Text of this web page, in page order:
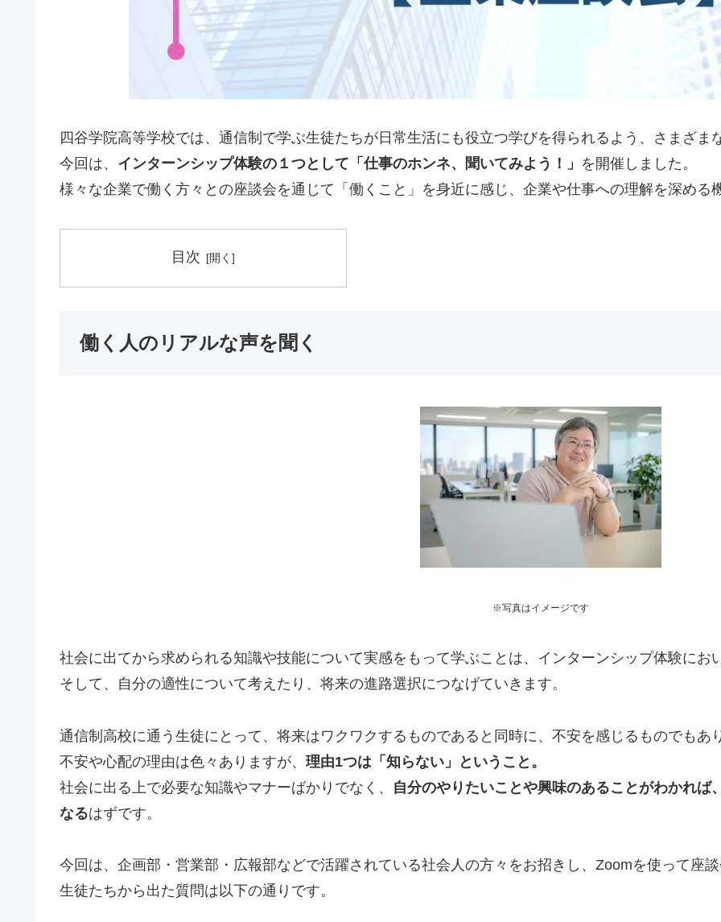
四谷学院高等学校では、通信制で学ぶ生徒たちが日常生活にも役立つ学びを得られるよう、さまざま
今回は、 インターンシップ体験の１つとして「仕事のホンネ、聞いてみよう！」 を開催しました。
様々な企業で働く方々との座談会を通じて「働くこと」を身近に感じ、企業や仕事への理解を深める
目次
働く人のリアルな声を聞く
※写真はイメージです
社会に出てから求められる知識や技能について実感をもって学ぶことは、インターンシップ体験にお
そして、自分の適性について考えたり、 将来の進路選択につなげていきます。
通信制高校に通う生徒にとって、将来はワクワクするものであると同時に、不安を感じるものでもあ
不安や心配の理由は色々ありますが、 理由1つは「知らない」ということ。
社会に出る上で必要な知識やマナーばかりでなく、 自分のやりたいことや興味のあることがわかれば
なるはずです。
今回は、企画部・営業部・広報部などで活躍されている社会人の方々をお招きし、Zoomを使って座談
生徒たちから出た質問は以下の通りです。